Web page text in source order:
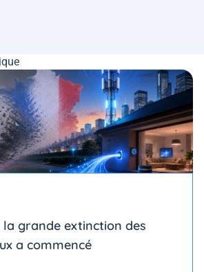
la grande extinction des
a commencé